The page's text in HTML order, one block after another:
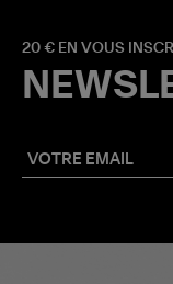
20 € EN VOUS